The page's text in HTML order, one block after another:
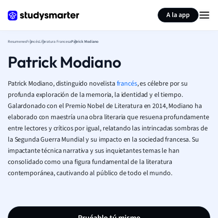
A la app
ResumenesFrancésLiteratura FrancesaPatrick Modiano
Patrick Modiano
Patrick Modiano, distinguido novelista francés, es célebre por su
profunda exploración de la memoria, la identidad y el tiempo.
Galardonado con el Premio Nobel de Literatura en 2014, Modiano ha
elaborado con maestría una obra literaria que resuena profundamente
entre lectores y críticos por igual, relatando las intrincadas sombras de
la Segunda Guerra Mundial y su impacto en la sociedad francesa. Su
impactante técnica narrativa y sus inquietantes temas le han
consolidado como una figura fundamental de la literatura
contemporánea, cautivando al público de todo el mundo.
Resumir página